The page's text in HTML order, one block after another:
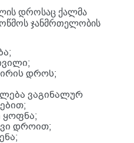
დროსაც ქალმა
ჯანმრთელობის
დროს;
ვაგინალურ
ყოფნა;
დროით;